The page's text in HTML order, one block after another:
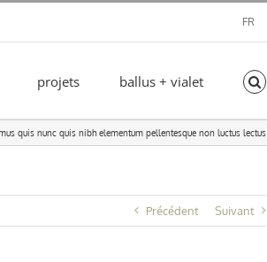
FR
projets ballus + vialet
quis nunc quis nibh elementum pellentesque non luctus lectus
Précédent Suivant